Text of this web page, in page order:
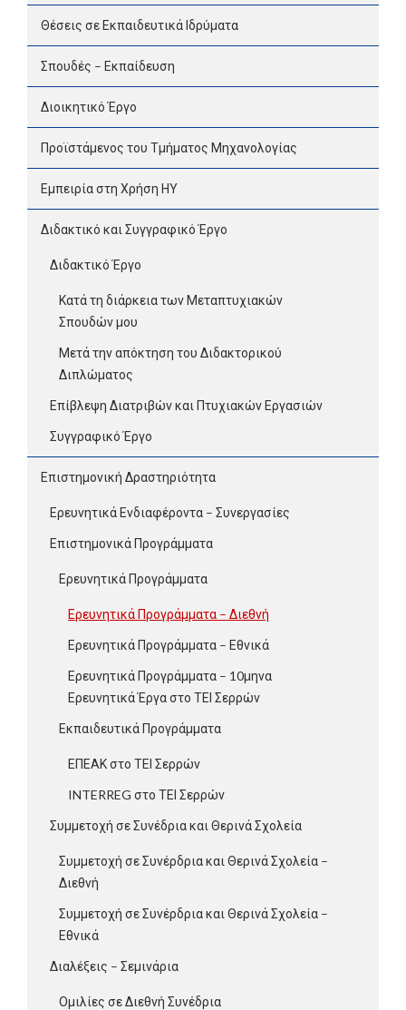
Θέσεις σε Εκπαιδευτικά Ιδρύματα
Σπουδές – Εκπαίδευση
Διοικητικό Έργο
Προϊστάμενος του Τμήματος Μηχανολογίας
Εμπειρία στη Χρήση ΗΥ
Διδακτικό και Συγγραφικό Έργο
Διδακτικό Έργο
Κατά τη διάρκεια των Μεταπτυχιακών
Σπουδών μου
Μετά την απόκτηση του Διδακτορικού
Διπλώματος
Επίβλεψη Διατριβών και Πτυχιακών Εργασιών
Συγγραφικό Έργο
Επιστημονική Δραστηριότητα
Ερευνητικά Ενδιαφέροντα – Συνεργασίες
Επιστημονικά Προγράμματα
Ερευνητικά Προγράμματα
Ερευνητικά Προγράμματα – Διεθνή
Ερευνητικά Προγράμματα – Εθνικά
Ερευνητικά Προγράμματα – 10μηνα
Ερευνητικά Έργα στο ΤΕΙ Σερρών
Εκπαιδευτικά Προγράμματα
ΕΠΕΑΚ στο ΤΕΙ Σερρών
INTERREG στο ΤΕΙ Σερρών
Συμμετοχή σε Συνέδρια και Θερινά Σχολεία
Συμμετοχή σε Συνέρδρια και Θερινά Σχολεία –
Διεθνή
Συμμετοχή σε Συνέρδρια και Θερινά Σχολεία –
Εθνικά
Διαλέξεις – Σεμινάρια
Ομιλίες σε Διεθνή Συνέδρια